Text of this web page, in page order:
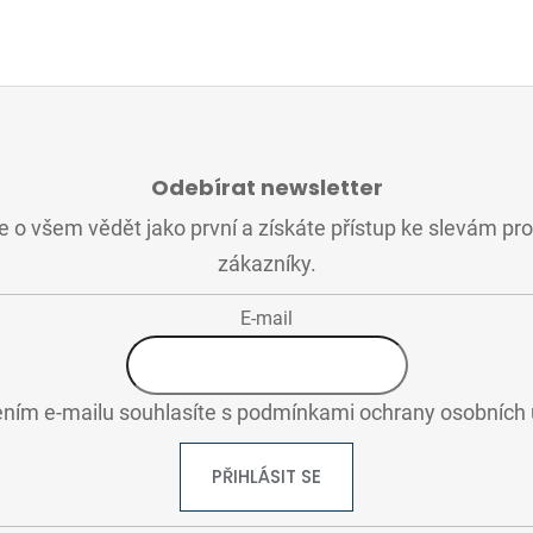
Odebírat newsletter
o všem vědět jako první a získáte přístup ke slevám
zákazníky.
E-mail
e-mailu souhlasíte s podmínkami ochrany osobních
PŘIHLÁSIT SE